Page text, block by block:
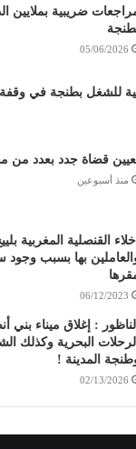
ضريبية بملايين
05/06/2026
للشغل بطنجة في
قضاة جدد بعدد من
منذ أسبوعين
إخلاء القنصلية المغربية
بها بسبب وجود
06/12/2023
الناظور : إغلاق ميناء
الرحلات البحرية وكذلك
المدينة !
02/13/2026